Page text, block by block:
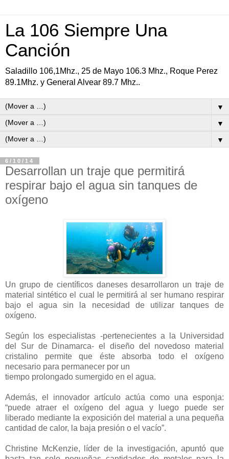
La 106 Siempre Una
Canción
Saladillo 106,1Mhz., 25 de Mayo 106.3 Mhz., Roque Perez
89.1Mhz. y General Alvear 89.7 Mhz..
▼
▼
▼
6/10/14
Desarrollan un traje que permitirá
respirar bajo el agua sin tanques de
oxígeno
Un grupo de científicos daneses desarrollaron un traje de
material sintético el cual le permitirá al ser humano respirar
bajo el agua sin la necesidad de utilizar tanques de
oxígeno.
Según los especialistas -pertenecientes a la Universidad
del Sur de Dinamarca- el diseño del novedoso material
cristalino permite que éste absorba todo el oxígeno
necesario para permanecer por un
tiempo prolongado sumergido en el agua.
Además, el innovador artículo actúa como una esponja:
“puede atraer el oxígeno del agua y luego puede ser
liberado mediante la exposición del material a una pequeña
cantidad de calor, la baja presión o el vacío”.
Christine McKenzie, líder de la investigación, apuntó que